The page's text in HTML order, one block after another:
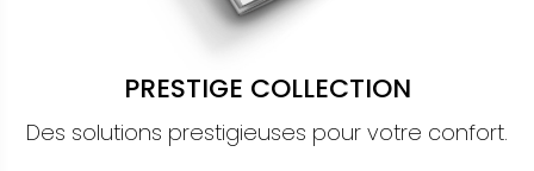
PRESTIGE COLLECTION
Des solutions prestigieuses pour votre confort.